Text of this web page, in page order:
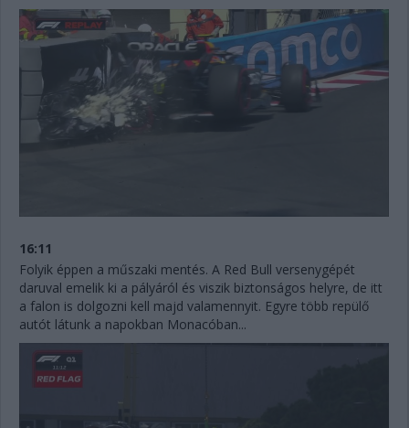
16:11
Folyik éppen a műszaki mentés. A Red Bull versenygépét
daruval emelik ki a pályáról és viszik biztonságos helyre, de itt
a falon is dolgozni kell majd valamennyit. Egyre több repülő
autót látunk a napokban Monacóban...